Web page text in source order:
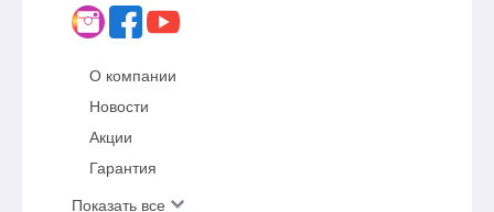
О компании
Новости
Акции
Гарантия
Показать все